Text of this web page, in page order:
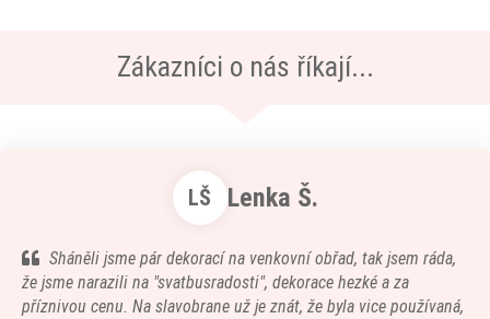
Zákazníci o nás říkají...
LŠ Lenka Š.
Sháněli jsme pár dekorací na venkovní obřad, tak jsem ráda,
že jsme narazili na "svatbusradosti", dekorace hezké a za
příznivou cenu. Na slavobrane už je znát, že byla vice používaná,